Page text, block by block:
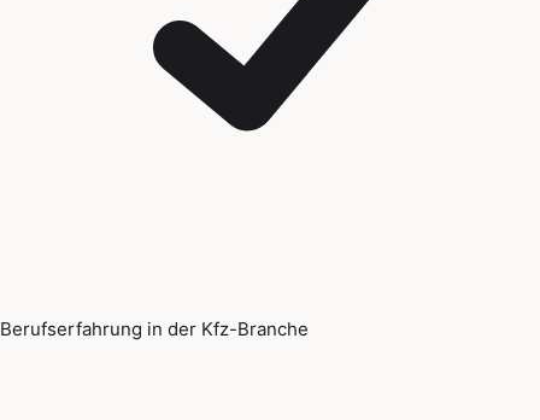
Berufserfahrung in der Kfz-Branche